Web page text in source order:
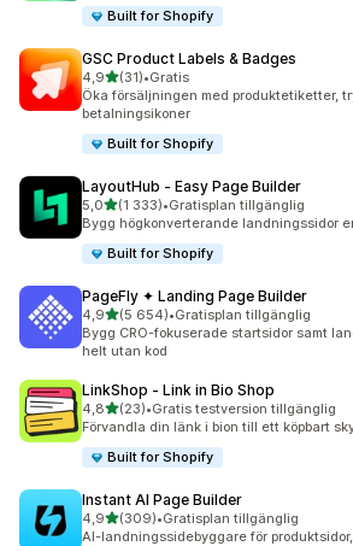
Built for Shopify
GSC Product Labels & Badges
4,9av 5 stjärnor
(31)
31 recensioner totalt
•Gratis
Öka försäljningen med produktetiketter,
betalningsikoner
Built for Shopify
LayoutHub ‑ Easy Page Builder
5,0av 5 stjärnor
(1 333)
1333 recensioner totalt
•Gratisplan tillgänglig
Bygg högkonverterande landningssidor
Built for Shopify
PageFly ✦ Landing Page Builder
4,9av 5 stjärnor
(5 654)
5654 recensioner totalt
•Gratisplan tillgänglig
Bygg CRO-fokuserade startsidor samt
helt utan kod
LinkShop ‑ Link in Bio Shop
4,8av 5 stjärnor
(23)
23 recensioner totalt
•Gratis testversion tillgänglig
Förvandla din länk i bion till ett köpbart
Built for Shopify
Instant AI Page Builder
4,9av 5 stjärnor
(309)
309 recensioner totalt
•Gratisplan tillgänglig
AI-landningssidebyggare för